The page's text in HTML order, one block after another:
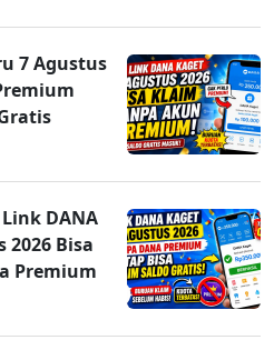
7 Agustus
DANA
2026 Bisa
Premium